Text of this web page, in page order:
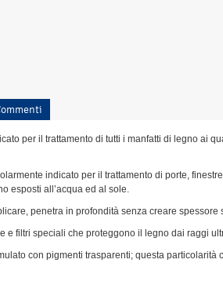
per il trattamento di tutti i manfatti di legno ai
indicato per il trattamento di porte,
esposti all’acqua ed al sole.
penetra in profondità senza creare
e filtri speciali che proteggono il legno dai raggi
con pigmenti trasparenti; questa